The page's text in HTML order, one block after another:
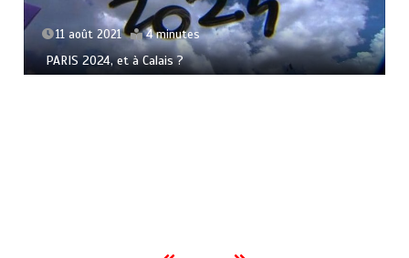
11 août 2021 4 minutes
PARIS 2024, et à Calais ?